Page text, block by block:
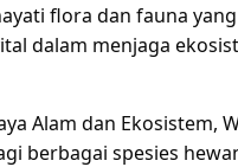
flora dan fauna
dalam menjaga
Alam dan Ekosistem,
berbagai spesies